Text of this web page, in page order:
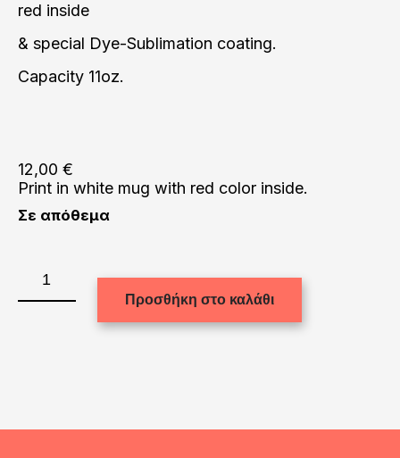
red inside
& special Dye-Sublimation coating.
Capacity 11oz.
12,00 €
Print in white mug with red color inside.
Σε απόθεμα
mug
(Inside)
Προσθήκη στο καλάθι